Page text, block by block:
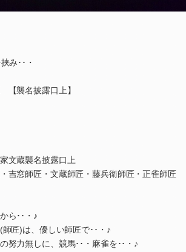
み･･・
襲名披露口上】
文蔵襲名披露口上
吉窓師匠・文蔵師匠・藤兵衛師匠・正雀師匠
ら･･・♪
匠)は、優しい師匠で･･・♪
努力無しに、競馬･･・麻雀を･･・♪